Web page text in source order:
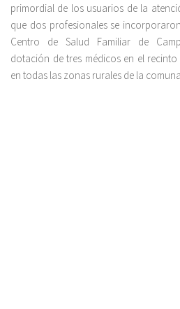
primordial de los usuarios de la
que dos profesionales se
Centro de Salud Familiar de
dotación de tres médicos en el
en todas las zonas rurales de la